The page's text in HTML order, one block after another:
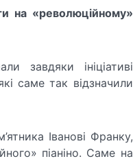
на «революційному»
завдяки ініціативі
саме так відзначили
Іванові Франку,
піаніно. Саме на